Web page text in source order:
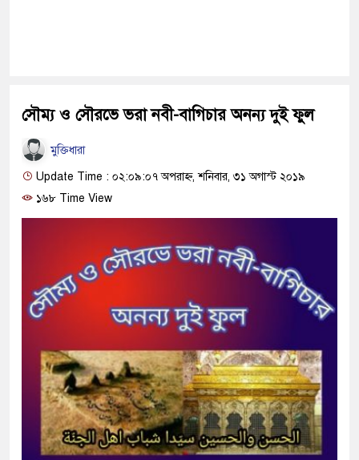
সৌম্য ও সৌরভে ভরা নবী-বাগিচার অনন্য দুই ফুল
মুক্তিধারা
Update Time : ০২:০৯:০৭ অপরাহ্ন, শনিবার, ৩১ অগাস্ট ২০১৯
১৬৮ Time View